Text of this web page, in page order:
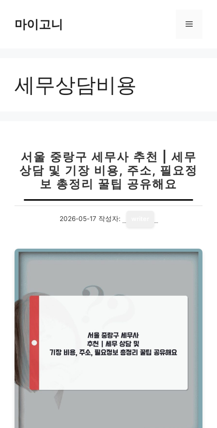
마이고니 메
세무상담비용
서울 중랑구 세무사 추천 | 세무
상담 및 기장 비용, 주소, 필요정
보 총정리 꿀팁 공유해요
2026-05-17 작성자: